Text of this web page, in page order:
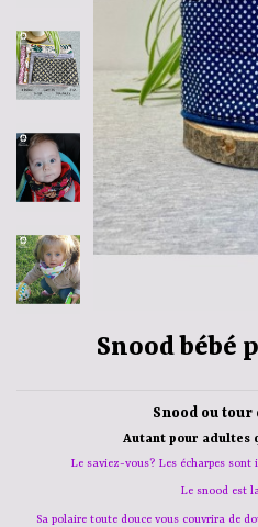
Snood bébé
Snood ou tour
Autant pour adultes
Le saviez-vous? Les écharpes sont
Le snood est
Sa polaire toute douce vous couvrira de